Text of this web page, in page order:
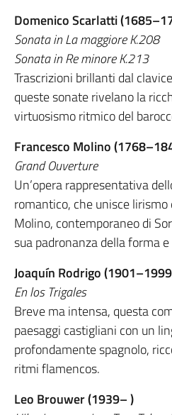
Domenico Scarlatti
Sonata in La maggiore K.208
Sonata in Re minore K.213
Trascrizioni brillanti dal
queste sonate rivelano la
virtuosismo ritmico del
Francesco Molino
Grand Ouverture
Un’opera rappresentativa
romantico, che unisce
Molino, contemporaneo di
sua padronanza della forma
Joaquín Rodrigo
En los Trigales
Breve ma intensa, questa
paesaggi castigliani con un
profondamente spagnolo,
ritmi flamencos.
Leo Brouwer (1939– )